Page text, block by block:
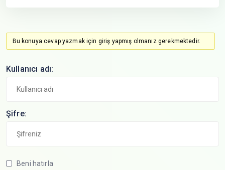
Bu konuya cevap yazmak için giriş yapmış olmanız gerekmektedir.
Kullanıcı adı:
Şifre:
Beni hatırla